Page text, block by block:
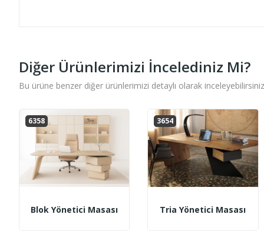
Diğer Ürünlerimizi İncelediniz Mi?
Bu ürüne benzer diğer ürünlerimizi detaylı olarak
6358
Blok Yönetici Masası
3654
Tria Yönetici Masası